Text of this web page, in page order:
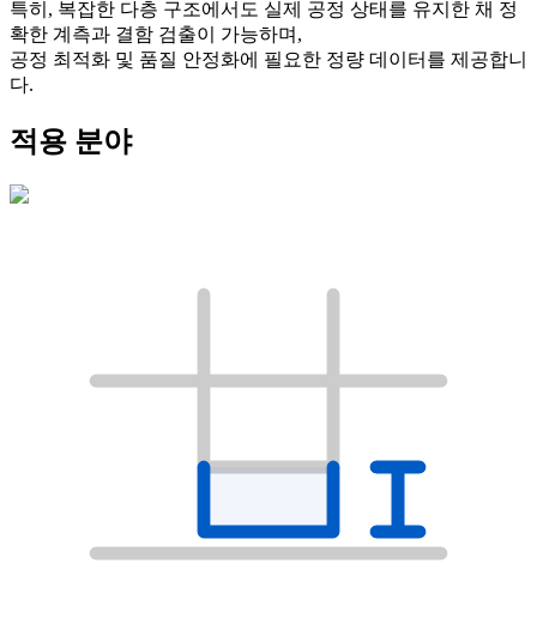
특히, 복잡한 다층 구조에서도 실제 공정 상태를 유지한 채 정
확한 계측과 결함 검출이 가능하며,
공정 최적화 및 품질 안정화에 필요한 정량 데이터를 제공합니
다.
적용 분야